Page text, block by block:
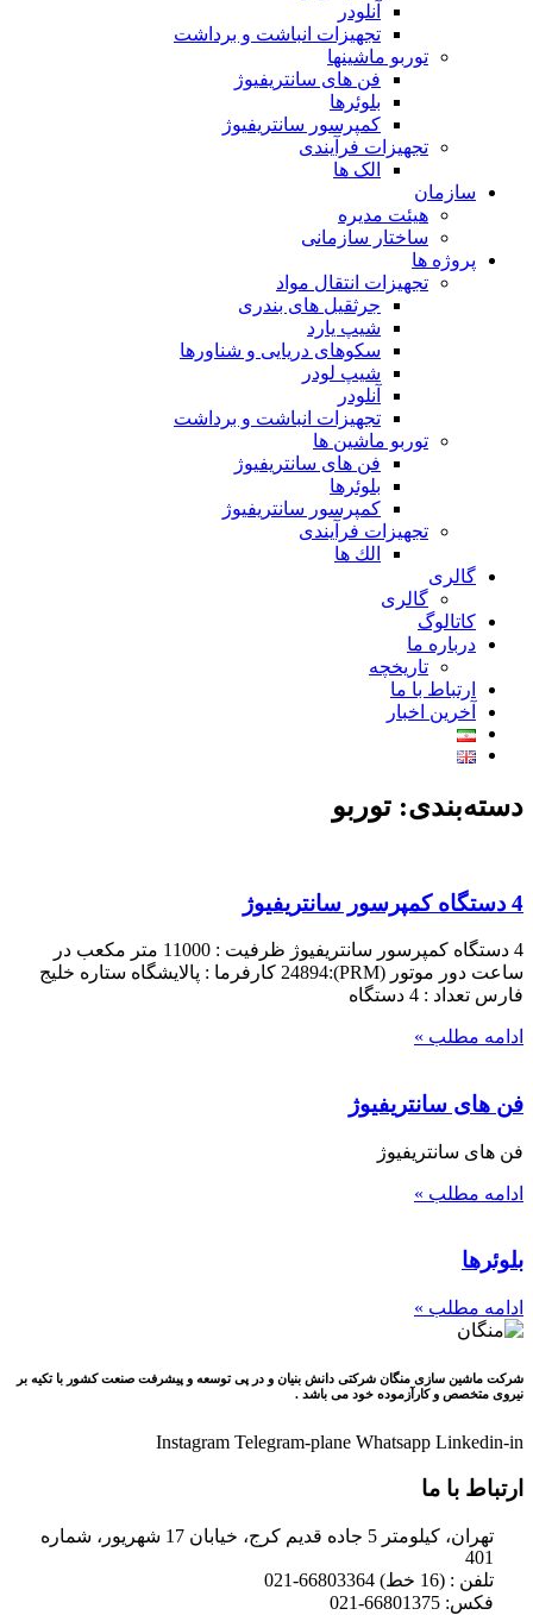
آنلودر
تجهیزات انباشت و برداشت
توربو ماشینها
فن های سانتریفیوژ
بلوئرها
کمپرسور سانتریفیوژ
تجهیزات فرآیندی
الک ها
سازمان
هيئت مديره
ساختار سازمانی
پروژه ها
تجهيزات انتقال مواد
جرثقيل های بندری
شيپ يارد
سكوهای دريايی و شناورها
شيپ لودر
آنلودر
تجهيزات انباشت و برداشت
توربو ماشين ها
فن های سانتريفيوژ
بلوئرها
کمپرسور سانتریفیوژ
تجهیزات فرآیندی
الك ها
گالری
گالری
کاتالوگ
درباره ما
تاريخچه
ارتباط با ما
آخرین اخبار
دسته‌بندی: توربو
4 دستگاه کمپرسور سانتریفیوژ
4 دستگاه کمپرسور سانتریفیوژ ظرفیت : 11000 متر مکعب در
ساعت دور موتور (PRM):24894 کارفرما : پالایشگاه ستاره خلیج
فارس تعداد : 4 دستگاه
ادامه مطلب »
فن های سانتریفیوژ
فن های سانتریفیوژ
ادامه مطلب »
بلوئرها
ادامه مطلب »
شرکت ماشین سازی منگان شرکتی دانش بنیان و در پی توسعه و پیشرفت صنعت کشور با تکیه بر
نیروی متخصص و کارآزموده خود می باشد .
Instagram Telegram-plane Whatsapp Linkedin-in
ارتباط با ما
تهران، کیلومتر 5 جاده قدیم کرج، خیابان 17 شهریور، شماره
401
تلفن : (16 خط) 66803364-021
فکس: 66801375-021